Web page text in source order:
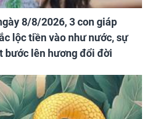
8/8/2026, 3 con giáp
lộc tiền vào như nước, sự
bước lên hương đổi đời